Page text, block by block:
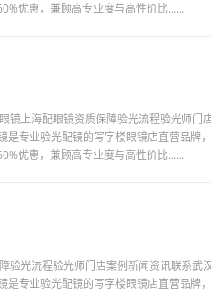
优惠，兼顾高专业度与高性价比......
镜上海配眼镜资质保障验光流程验光师门
是专业验光配镜的写字楼眼镜店直营品牌
优惠，兼顾高专业度与高性价比......
验光流程验光师门店案例新闻资讯联系武
是专业验光配镜的写字楼眼镜店直营品牌